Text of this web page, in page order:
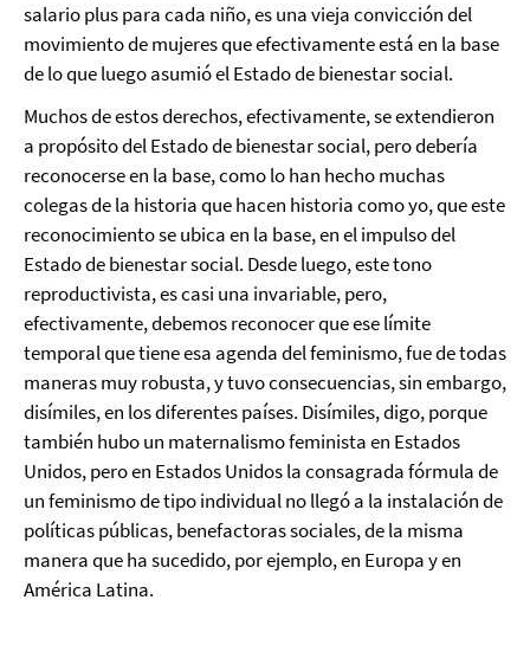
salario plus para cada niño, es una vieja convicción del
movimiento de mujeres que efectivamente está en la base
de lo que luego asumió el Estado de bienestar social.
Muchos de estos derechos, efectivamente, se extendieron
a propósito del Estado de bienestar social, pero debería
reconocerse en la base, como lo han hecho muchas
colegas de la historia que hacen historia como yo, que este
reconocimiento se ubica en la base, en el impulso del
Estado de bienestar social. Desde luego, este tono
reproductivista, es casi una invariable, pero,
efectivamente, debemos reconocer que ese límite
temporal que tiene esa agenda del feminismo, fue de todas
maneras muy robusta, y tuvo consecuencias, sin embargo,
disímiles, en los diferentes países. Disímiles, digo, porque
también hubo un maternalismo feminista en Estados
Unidos, pero en Estados Unidos la consagrada fórmula de
un feminismo de tipo individual no llegó a la instalación de
políticas públicas, benefactoras sociales, de la misma
manera que ha sucedido, por ejemplo, en Europa y en
América Latina.